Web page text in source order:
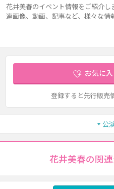
花井美春のイベント情報をご紹介
連画像、動画、記事など、様々な情
お気に
登録すると先行販売
公
花井美春の関